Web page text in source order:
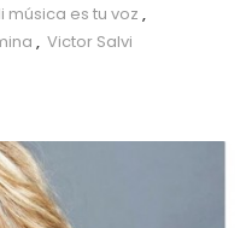
música es tu voz ,
, Victor Salvi